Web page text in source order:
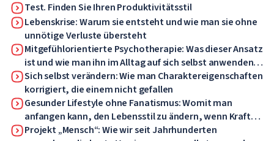
Test. Finden Sie Ihren Produktivitätsstil
Lebenskrise: Warum sie entsteht und wie man sie ohne
unnötige Verluste übersteht
Mitgefühlorientierte Psychotherapie: Was dieser Ansatz
ist und wie man ihn im Alltag auf sich selbst anwenden
kann
Sich selbst verändern: Wie man Charaktereigenschaften
korrigiert, die einem nicht gefallen
Gesunder Lifestyle ohne Fanatismus: Womit man
anfangen kann, den Lebensstil zu ändern, wenn Kraft
und Motivation fehlen
Projekt „Mensch“: Wie wir seit Jahrhunderten